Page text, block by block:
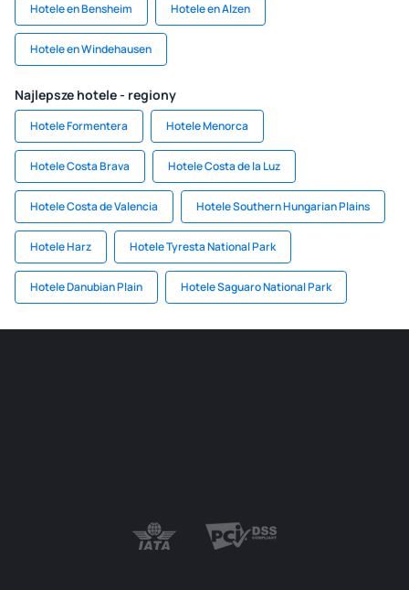
Hotele en Bensheim Hotele en Alzen
Hotele en Windehausen
Najlepsze hotele - regiony
Hotele Formentera Hotele Menorca
Hotele Costa Brava Hotele Costa de la Luz
Hotele Costa de Valencia Hotele Southern Hungarian Plains
Hotele Harz Hotele Tyresta National Park
Hotele Danubian Plain Hotele Saguaro National Park